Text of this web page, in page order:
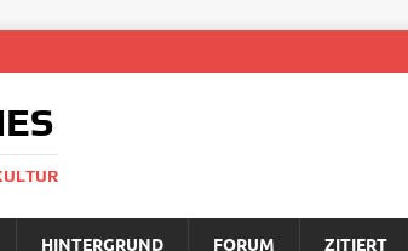
HINTERGRUND FORUM ZITIERT